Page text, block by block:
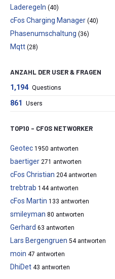
Laderegeln (40)
cFos Charging Manager (40)
Phasenumschaltung (36)
Mqtt (28)
ANZAHL DER USER & FRAGEN
1,194 Questions
861 Users
TOP10 – CFOS NETWORKER
Geotec 1950 antworten
baertiger 271 antworten
cFos Christian 204 antworten
trebtrab 144 antworten
cFos Martin 133 antworten
smileyman 80 antworten
Gerhard 63 antworten
Lars Bergengruen 54 antworten
moin 47 antworten
DhiDet 43 antworten